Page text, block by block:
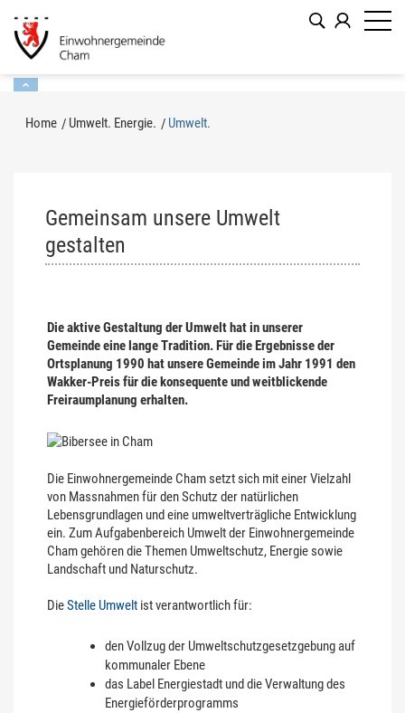
Kopfzeile
Inhalt
Home Umwelt. Energie. Umwelt.
Gemeinsam unsere Umwelt
gestalten
Die aktive Gestaltung der Umwelt hat in unserer
Gemeinde eine lange Tradition. Für die Ergebnisse der
Ortsplanung 1990 hat unsere Gemeinde im Jahr 1991 den
Wakker-Preis für die konsequente und weitblickende
Freiraumplanung erhalten.
Die Einwohnergemeinde Cham setzt sich mit einer Vielzahl
von Massnahmen für den Schutz der natürlichen
Lebensgrundlagen und eine umweltverträgliche Entwicklung
ein. Zum Aufgabenbereich Umwelt der Einwohnergemeinde
Cham gehören die Themen Umweltschutz, Energie sowie
Landschaft und Naturschutz.
DieStelle Umwelt ist verantwortlich für:
den Vollzug der Umweltschutzgesetzgebung auf
kommunaler Ebene
das Label Energiestadt und die Verwaltung des
Energieförderprogramms